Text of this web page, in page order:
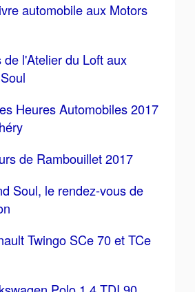
automobile aux Motors
de l'Atelier du Loft aux
Heures Automobiles 2017
de Rambouillet 2017
Soul, le rendez-vous de
Twingo SCe 70 et TCe